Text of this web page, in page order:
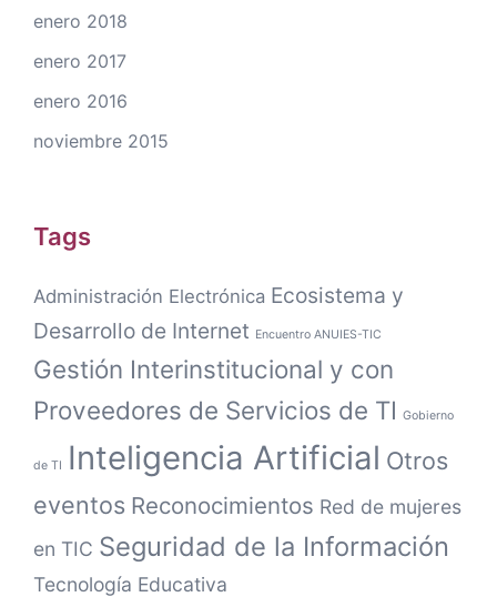
enero 2018
enero 2017
enero 2016
noviembre 2015
Tags
Administración Electrónica Ecosistema y
Desarrollo de Internet Encuentro ANUIES-TIC
Gestión Interinstitucional y con
Proveedores de Servicios de TI Gobierno
de TI Inteligencia Artificial Otros
eventos Reconocimientos Red de mujeres
en TIC Seguridad de la Información
Tecnología Educativa